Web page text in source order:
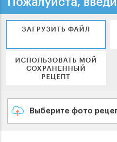
ЗАГРУЗИТЬ ФАЙЛ
ИСПОЛЬЗОВАТЬ МОЙ
СОХРАНЕННЫЙ
РЕЦЕПТ
Выберите фото